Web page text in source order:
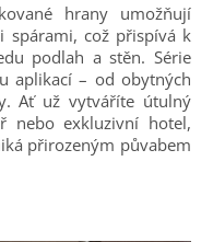
hrany umožňují
spárami, což přispívá k
podlah a stěn. Série
aplikací – od obytných
Ať už vytváříte útulný
nebo exkluzivní hotel,
přirozeným půvabem